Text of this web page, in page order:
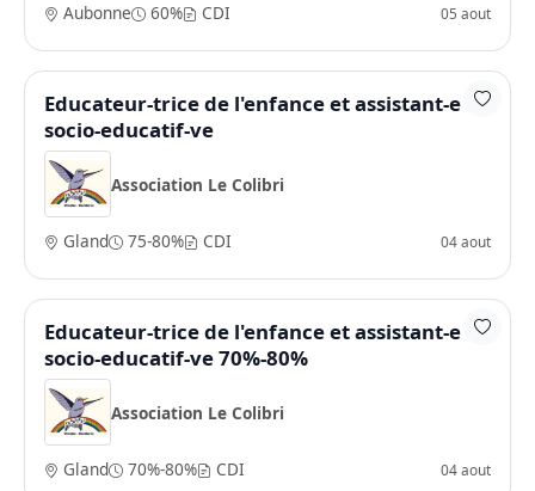
Aubonne 60% CDI 05 aout
Educateur-trice de l'enfance et assistant-e
socio-educatif-ve
Association Le Colibri
Gland 75-80% CDI 04 aout
Educateur-trice de l'enfance et assistant-e
socio-educatif-ve 70%-80%
Association Le Colibri
Gland 70%-80% CDI 04 aout